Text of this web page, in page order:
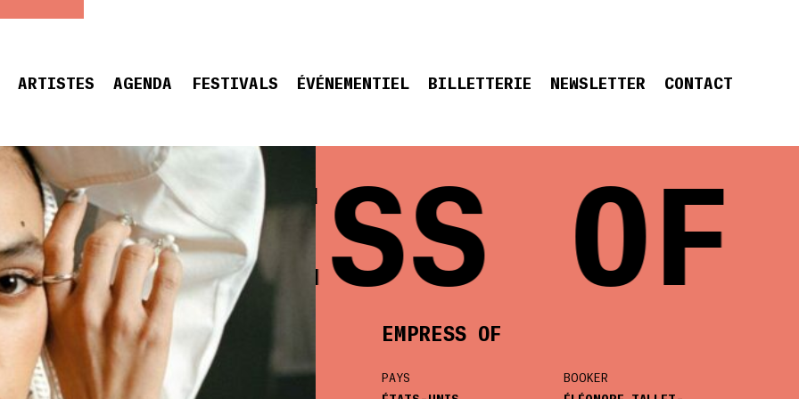
ARTISTES AGENDA FESTIVALS ÉVÉNEMENTIEL BILLETTERIE NEWSLETTER CONTACT
OF
EMPRESS OF
PAYS
BOOKER